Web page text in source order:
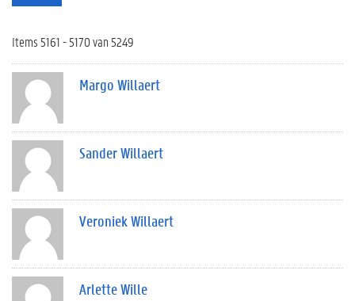
Items 5161 - 5170 van 5249
Margo Willaert
Sander Willaert
Veroniek Willaert
Arlette Wille